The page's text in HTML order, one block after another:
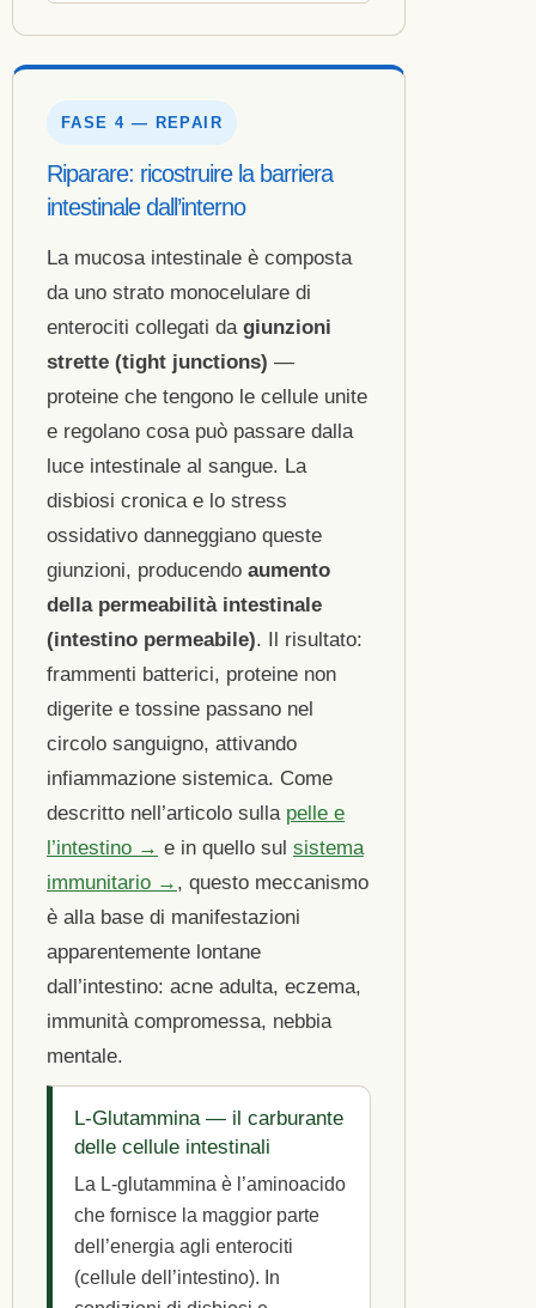
FASE 4 — REPAIR
Riparare: ricostruire la barriera
intestinale dall’interno
La mucosa intestinale è composta
da uno strato monocelulare di
enterociti collegati da giunzioni
strette (tight junctions) —
proteine che tengono le cellule unite
e regolano cosa può passare dalla
luce intestinale al sangue. La
disbiosi cronica e lo stress
ossidativo danneggiano queste
giunzioni, producendo aumento
della permeabilità intestinale
(intestino permeabile). Il risultato:
frammenti batterici, proteine non
digerite e tossine passano nel
circolo sanguigno, attivando
infiammazione sistemica. Come
descritto nell’articolo sulla pelle e
l’intestino → e in quello sul sistema
immunitario → , questo meccanismo
è alla base di manifestazioni
apparentemente lontane
dall’intestino: acne adulta, eczema,
immunità compromessa, nebbia
mentale.
L-Glutammina — il carburante
delle cellule intestinali
La L-glutammina è l’aminoacido
che fornisce la maggior parte
dell’energia agli enterociti
(cellule dell’intestino). In